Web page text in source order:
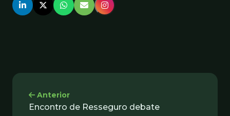
Anterior
Encontro de Resseguro debate